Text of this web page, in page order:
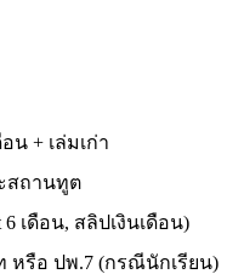
น + เล่มเก่า
สถานทูต
6 เดือน, สลิปเงินเดือน)
หรือ ปพ.7 (กรณีนักเรียน)